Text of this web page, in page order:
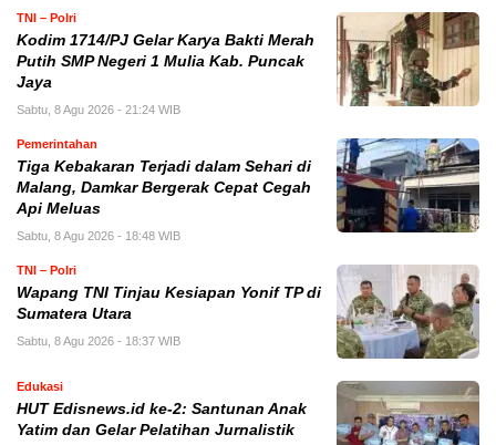
TNI – Polri
Kodim 1714/PJ Gelar Karya Bakti Merah
Putih SMP Negeri 1 Mulia Kab. Puncak
Jaya
Sabtu, 8 Agu 2026 - 21:24 WIB
Pemerintahan
Tiga Kebakaran Terjadi dalam Sehari di
Malang, Damkar Bergerak Cepat Cegah
Api Meluas
Sabtu, 8 Agu 2026 - 18:48 WIB
TNI – Polri
Wapang TNI Tinjau Kesiapan Yonif TP di
Sumatera Utara
Sabtu, 8 Agu 2026 - 18:37 WIB
Edukasi
HUT Edisnews.id ke-2: Santunan Anak
Yatim dan Gelar Pelatihan Jurnalistik